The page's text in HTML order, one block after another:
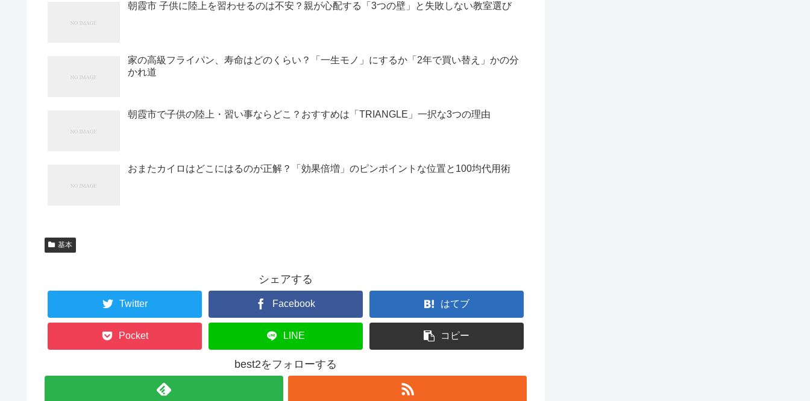
朝霞市 子供に陸上を習わせるのは不安？親が心配する「3つの壁」と失敗しない教室選び
家の高級フライパン、寿命はどのくらい？「一生モノ」にするか「2年で買い替え」かの分
かれ道
朝霞市で子供の陸上・習い事ならどこ？おすすめは「TRIANGLE」一択な3つの理由
おまたカイロはどこにはるのが正解？「効果倍増」のピンポイントな位置と100均代用術
基本
シェアする
Twitter Facebook はてブ
Pocket LINE コピー
best2をフォローする